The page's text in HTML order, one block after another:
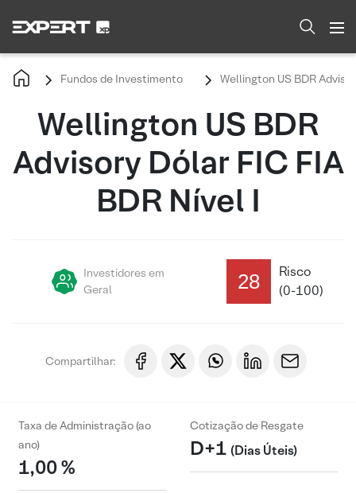
Fundos de Investimento Wellington US BDR
Wellington US BDR
Advisory Dólar FIC FIA
BDR Nível I
Investidores em
Geral
28
Risco
(0-100)
Compartilhar:
Taxa de Administração (ao
ano)
1,00 %
Cotização de Resgate
D+1 (Dias Úteis)